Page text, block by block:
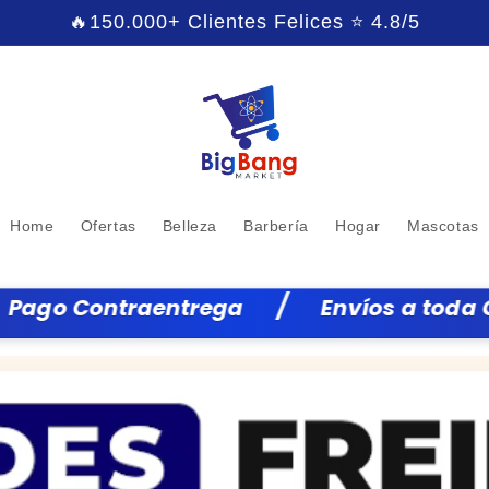
🔥150.000+ Clientes Felices ⭐ 4.8/5
Home Ofertas Belleza Barbería Hogar Mascotas
Envíos a toda Colombia / Envios a